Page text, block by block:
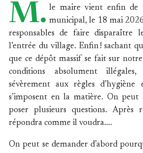
M. le maire vient enfin de
municipal, le 18 mai
responsables de faire disparaître
l’entrée du village. Enfin ! sachant
que ce dépôt massif se fait sur
conditions absolument
sévèrement aux règles
s’imposent en la matière. On peut
poser plusieurs questions. Après
répondra comme il voudra….
On peut se demander d’abord